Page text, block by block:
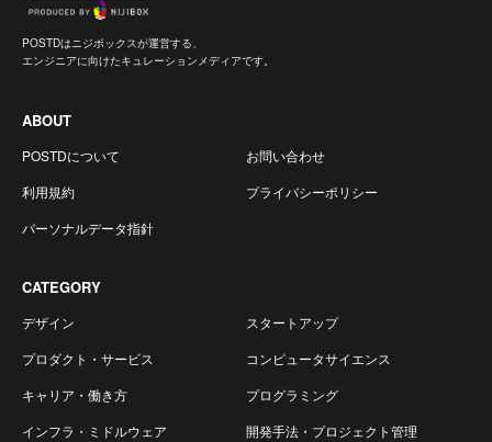
POSTDはニジボックスが運営する、
エンジニアに向けたキュレーションメディアです。
ABOUT
POSTDについて
お問い合わせ
利用規約
プライバシーポリシー
パーソナルデータ指針
CATEGORY
デザイン
スタートアップ
プロダクト・サービス
コンピュータサイエンス
キャリア・働き方
プログラミング
インフラ・ミドルウェア
開発手法・プロジェクト管理